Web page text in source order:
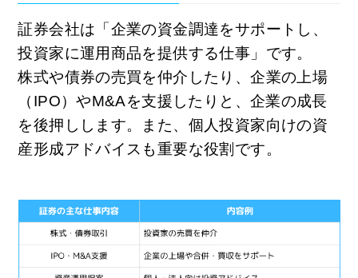
証券会社は「企業の資金調達をサポートし、
投資家に運用商品を提供する仕事」です。
株式や債券の売買を仲介したり、企業の上場
（IPO）やM&Aを支援したりと、企業の成長
を後押しします。また、個人投資家向けの資
産形成アドバイスも重要な役割です。